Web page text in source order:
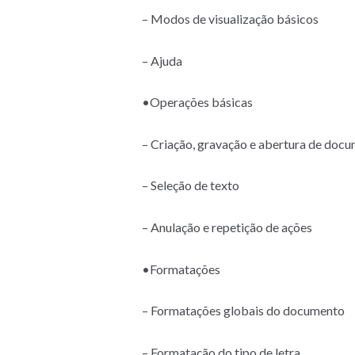
– Modos de visualização básicos
– Ajuda
•Operações básicas
– Criação, gravação e abertura de
– Seleção de texto
– Anulação e repetição de ações
•Formatações
– Formatações globais do documento
– Formatação do tipo de letra